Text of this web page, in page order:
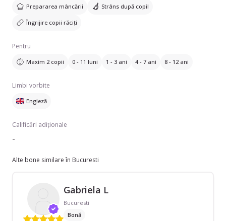
Prepararea mâncării Strâns după copil
Îngrijire copii răciți
Pentru
Maxim 2 copii 0 - 11 luni 1 - 3 ani 4 - 7 ani 8 - 12 ani
Limbi vorbite
Engleză
Calificări adiționale
-
Alte bone similare în Bucuresti
Gabriela L
Bucuresti
Bonă